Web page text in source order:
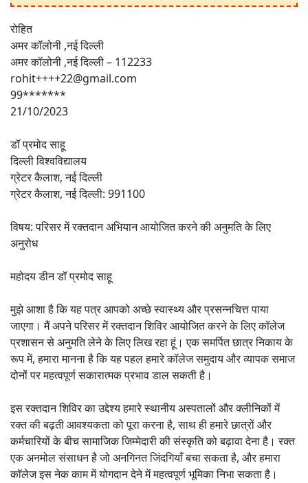
रोहित
अमर कॉलोनी ,नई दिल्ली
अमर कॉलोनी ,नई दिल्ली – 112233
rohit++++22@gmail.com
99*******
21/10/2023
डॉ प्रमोद साहू
दिल्ली विश्वविद्यालय
ग्रेटर कैलाश, नई दिल्ली
ग्रेटर कैलाश, नई दिल्ली: 991100
विषय: परिसर में रक्तदान अभियान आयोजित करने की अनुमति के लिए
अनुरोध
महोदय डीन डॉ प्रमोद साहू
मुझे आशा है कि यह पत्र आपको अच्छे स्वास्थ्य और प्रसन्नचित्त पाया
जाएगा। मैं अपने परिसर में रक्तदान शिविर आयोजित करने के लिए कॉलेज
प्रशासन से अनुमति लेने के लिए लिख रहा हूं। एक समर्पित छात्र निकाय के
रूप में, हमारा मानना है कि यह पहल हमारे कॉलेज समुदाय और व्यापक समाज
दोनों पर महत्वपूर्ण सकारात्मक प्रभाव डाल सकती है।
इस रक्तदान शिविर का उद्देश्य हमारे स्थानीय अस्पतालों और क्लीनिकों में
रक्त की बढ़ती आवश्यकता को पूरा करना है, साथ ही हमारे छात्रों और
कर्मचारियों के बीच सामाजिक जिम्मेदारी की संस्कृति को बढ़ावा देना है। रक्त
एक अनमोल संसाधन है जो अनगिनत जिंदगियाँ बचा सकता है, और हमारा
कॉलेज इस नेक काम में योगदान देने में महत्वपूर्ण भूमिका निभा सकता है।